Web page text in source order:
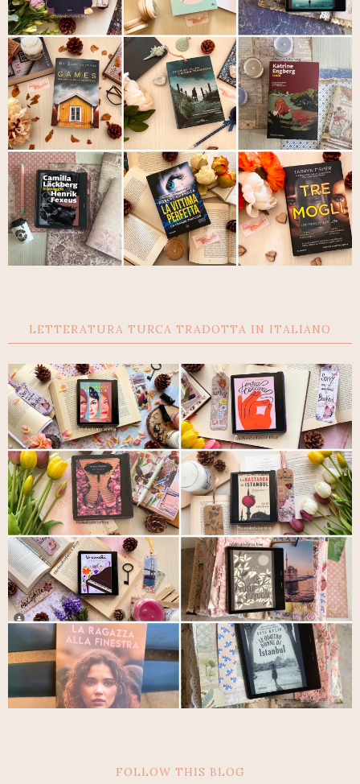
LETTERATURA TURCA TRADOTTA IN ITALIANO
FOLLOW THIS BLOG